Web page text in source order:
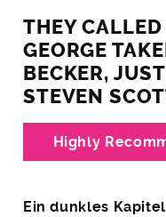
THEY
GEORGE
BECKER,
STEVEN
Highly
Ein dunkles